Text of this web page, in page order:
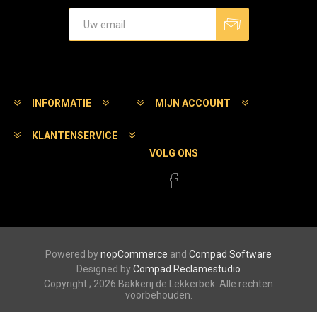
INFORMATIE MIJN ACCOUNT
KLANTENSERVICE
VOLG ONS
Powered bynopCommerce and Compad Software
Designed byCompad Reclamestudio
Copyright ; 2026 Bakkerij de Lekkerbek. Alle rechten
voorbehouden.